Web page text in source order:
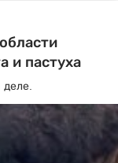
и пастуха